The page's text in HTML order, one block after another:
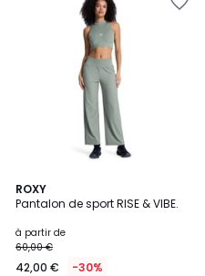
ROXY
Pantalon de sport RISE & VIBE.
à partir de
60,00 €
42,00 € -30%
3
Couleurs